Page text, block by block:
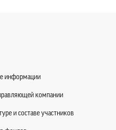
информации
компании
и составе участников